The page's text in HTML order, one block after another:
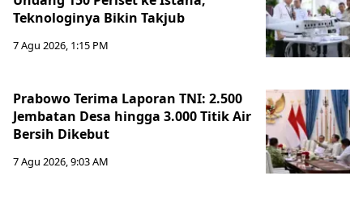
Teknologinya Bikin Takjub
7 Agu 2026, 1:15 PM
Prabowo Terima Laporan TNI: 2.500
Jembatan Desa hingga 3.000 Titik Air
Bersih Dikebut
7 Agu 2026, 9:03 AM